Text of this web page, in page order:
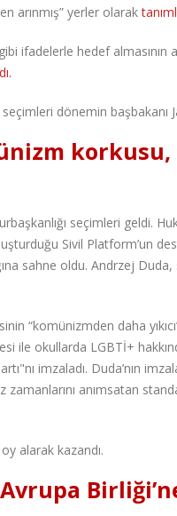
arınmış” yerler olarak
gibi ifadelerle hedef
dönemin başbakanı
seçimleri geldi.
Sivil Platform’un
sahne oldu. Andrzej
“komünizmden daha
ile okullarda LGBTİ+
imzaladı. Duda’nın
anımsatan
alarak kazandı.